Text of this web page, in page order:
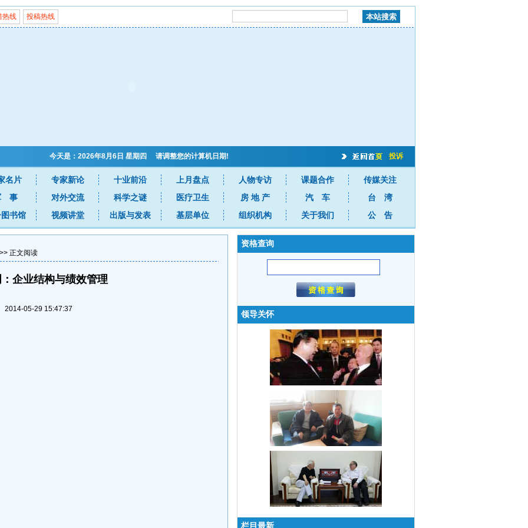
热线 投稿热线
今天是：2026年8月6日 星期四 请调整您的计算机日期! 投诉
名片 专家新论 十业前沿 上月盘点 人物专访 课题合作
传媒关注
事
对外交流 科学之谜 医疗卫生 房 地 产 汽 车
台 湾
书馆
视频讲堂 出版与发表 基层单位 组织机构 关于我们 公 告
正文阅读
企业结构与绩效管理
2014-05-29 15:47:37
资格查询
领导关怀
栏目最新